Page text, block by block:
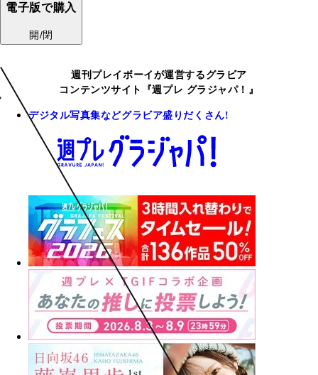
電子版で購入
開/閉
週刊プレイボーイが運営するグラビア
コンテンツサイト『週プレ グラジャパ！』
デジタル写真集などグラビア盛りだくさん!